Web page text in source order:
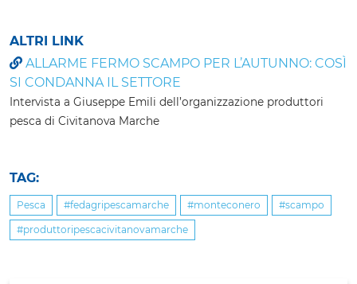
ALTRI LINK
ALLARME FERMO SCAMPO PER L’AUTUNNO: COSÌ
SI CONDANNA IL SETTORE
Intervista a Giuseppe Emili dell’organizzazione produttori
pesca di Civitanova Marche
TAG:
Pesca #fedagripescamarche #monteconero #scampo
#produttoripescacivitanovamarche